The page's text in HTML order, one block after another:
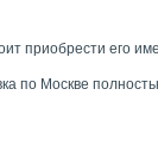
приобрести его
по Москве